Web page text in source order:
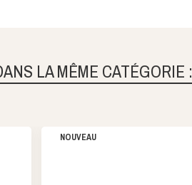
LA MÊME CATÉGORIE :
NOUVEAU